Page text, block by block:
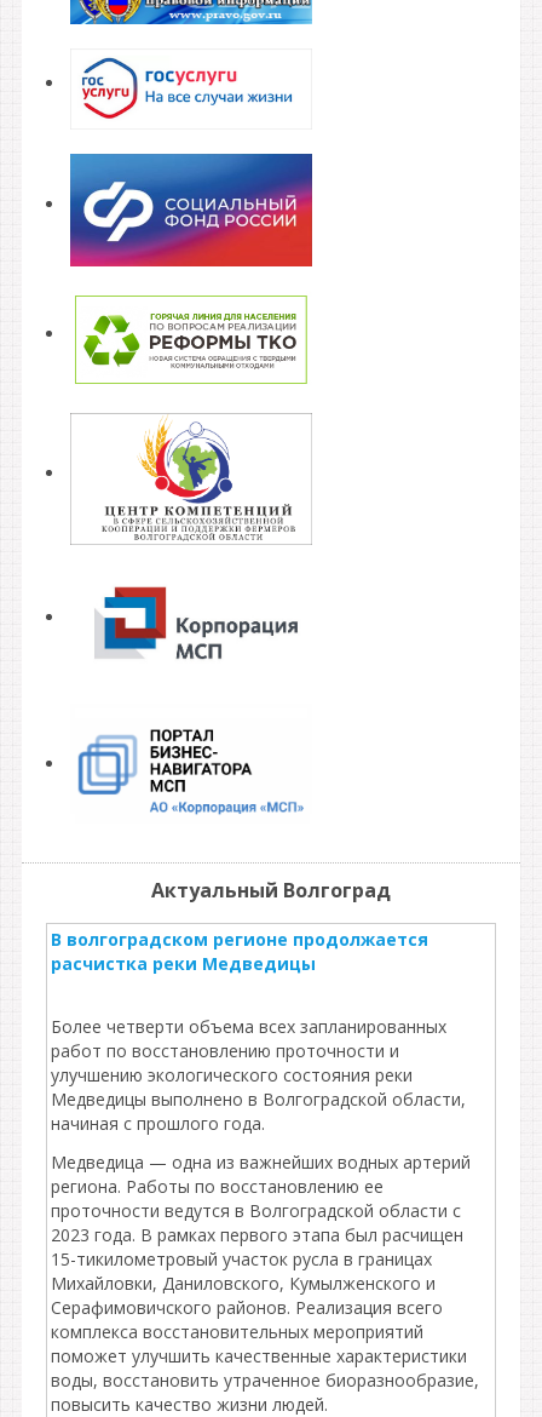
Актуальный Волгоград
В волгоградском регионе продолжается
расчистка реки Медведицы
Более четверти объема всех запланированных
работ по восстановлению проточности и
улучшению экологического состояния реки
Медведицы выполнено в Волгоградской области,
начиная с прошлого года.
Медведица — одна из важнейших водных артерий
региона. Работы по восстановлению ее
проточности ведутся в Волгоградской области с
2023 года. В рамках первого этапа был расчищен
15-тикилометровый участок русла в границах
Михайловки, Даниловского, Кумылженского и
Серафимовичского районов. Реализация всего
комплекса восстановительных мероприятий
поможет улучшить качественные характеристики
воды, восстановить утраченное биоразнообразие,
повысить качество жизни людей.